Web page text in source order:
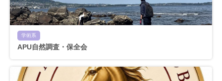
学術系
APU自然調査・保全会